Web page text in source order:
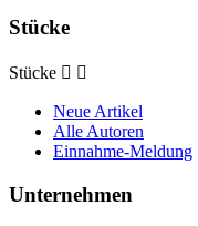
Stücke
Stücke  
Neue Artikel
Alle Autoren
Einnahme-Meldung
Unternehmen